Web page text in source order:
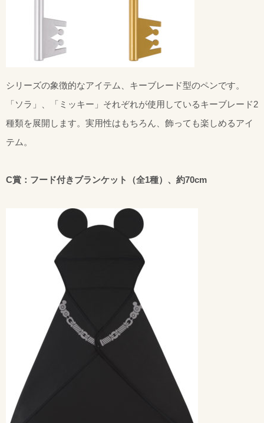
シリーズの象徴的なアイテム、キーブレード型のペンです。
「ソラ」、「ミッキー」それぞれが使用しているキーブレード2
種類を展開します。実用性はもちろん、飾っても楽しめるアイ
テム。
C賞：フード付きブランケット（全1種）、約70cm